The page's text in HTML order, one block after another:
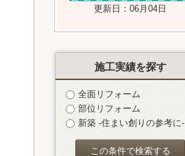
更新日：06月04日
施工実績を探す
全面リフォーム
部位リフォーム
新築 -住まい創りの参考に-